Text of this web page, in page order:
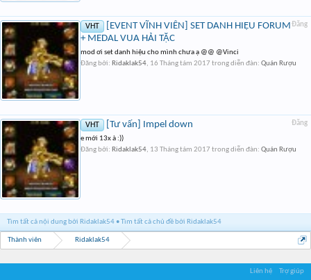
Đăng
VHT
[EVENT VĨNH VIỄN] SET DANH HIỆU FORUM
+ MEDAL VUA HẢI TẶC
mod ơi set danh hiệu cho mình chưa ạ @@ @Vinci
Đăng bởi: Ridaklak54, 16 Tháng tám 2017 trong diễn đàn: Quán Rượu
Đăng
VHT [Tư vấn] Impel down
e mới 13x à :))
Đăng bởi: Ridaklak54, 13 Tháng tám 2017 trong diễn đàn: Quán Rượu
Tìm tất cả nội dung bởi Ridaklak54 Tìm tất cả chủ đề bởi Ridaklak54
Thành viên Ridaklak54
Liên hệ Trợ giúp